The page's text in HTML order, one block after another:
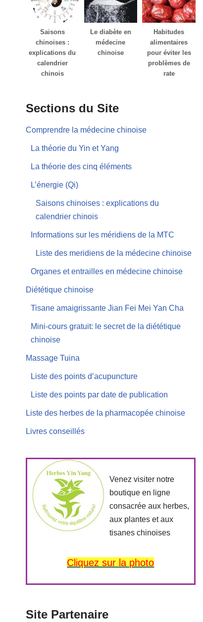
Saisons
chinoises :
explications du
calendrier
chinois
Le diabète en
médecine
chinoise
Habitudes
alimentaires
pour éviter les
problèmes de
rate
Sections du Site
Comprendre la médecine chinoise
La théorie du Yin et Yang
La théorie des cinq éléments
L’énergie (Qi)
Saisons chinoises : explications du
calendrier chinois
Informations sur les méridiens de la MTC
Liste des meridiens de la médecine chinoise
Organes et entrailles en médecine chinoise
Diététique chinoise
Tisane amaigrissante Jian Fei Mei Yan Cha
Mini-cours gratuit: le secret de la diététique
chinoise
Massage Tuina
Liste des points d’acupuncture
Liste des points par date de publication
Liste des herbes de la pharmacopée chinoise
Livres conseillés
Venez visiter notre
boutique en ligne
consacrée aux herbes,
aux plantes et aux
tisanes chinoises
Cliquez sur la photo
Site Partenaire